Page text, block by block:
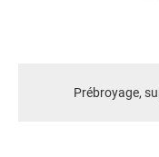
Prébroyage,